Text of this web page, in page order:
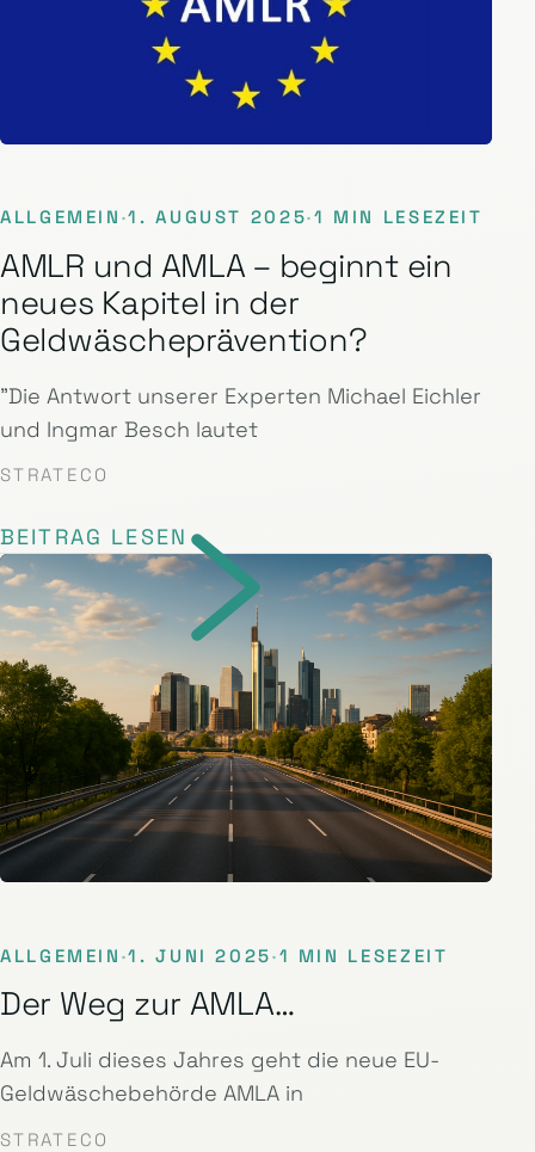
ALLGEMEIN ·1. AUGUST 2025·1 MIN LESEZEIT
AMLR und AMLA – beginnt ein
neues Kapitel in der
Geldwäscheprävention?
"Die Antwort unserer Experten Michael Eichler
und Ingmar Besch lautet
STRATECO
BEITRAG LESEN
ALLGEMEIN ·1. JUNI 2025·1 MIN LESEZEIT
Der Weg zur AMLA…
Am 1. Juli dieses Jahres geht die neue EU-
Geldwäschebehörde AMLA in
STRATECO